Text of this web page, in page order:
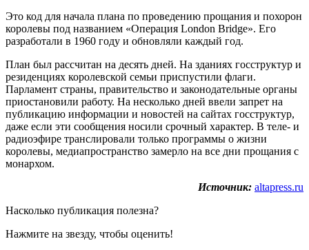
Это код для начала плана по проведению прощания и похорон
королевы под названием «Операция London Bridge». Его
разработали в 1960 году и обновляли каждый год.
План был рассчитан на десять дней. На зданиях госструктур и
резиденциях королевской семьи приспустили флаги.
Парламент страны, правительство и законодательные органы
приостановили работу. На несколько дней ввели запрет на
публикацию информации и новостей на сайтах госструктур,
даже если эти сообщения носили срочный характер. В теле- и
радиоэфире транслировали только программы о жизни
королевы, медиапространство замерло на все дни прощания с
монархом.
Источник: altapress.ru
Насколько публикация полезна?
Нажмите на звезду, чтобы оценить!